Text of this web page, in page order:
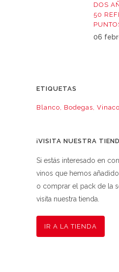
DOS
50
06
ETIQUETAS
Blanco Bodegas
¡VISITA NUESTRA
Si estás interesado en
vinos que hemos
o comprar el pack de la
visita nuestra tienda.
IR A LA TIENDA